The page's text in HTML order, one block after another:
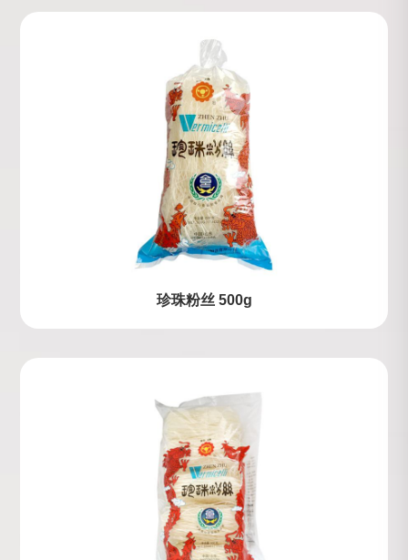
珍珠粉丝 500g